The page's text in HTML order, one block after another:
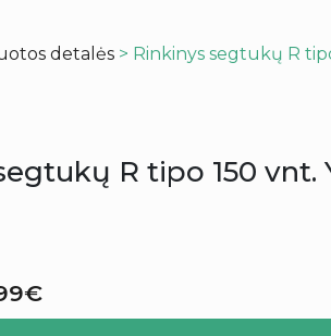
detalės > Rinkinys segtukų R
R tipo 150 vnt.
€